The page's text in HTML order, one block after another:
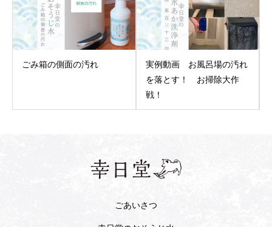
ごみ箱の側面の汚れ
実例動画 お風呂場の汚れ
を落とす！ お掃除大作
戦！
ごあいさつ